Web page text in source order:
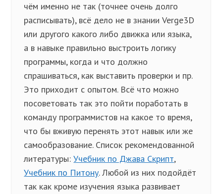
чём именно не так (точнее очень долго
расписывать), всё дело не в знании Verge3D
или другого какого либо движка или языка,
а в навыке правильно выстроить логику
программы, когда и что должно
спрашиваться, как выставить проверки и пр.
Это приходит с опытом. Всё что можно
посоветовать так это пойти поработать в
команду программистов на какое то время,
что бы вживую перенять этот навык или же
самообразование. Список рекомендованной
литературы:Учебник по Джава Скрипт,
Учебник по Питону. Любой из них подойдёт
так как кроме изучения языка развивает